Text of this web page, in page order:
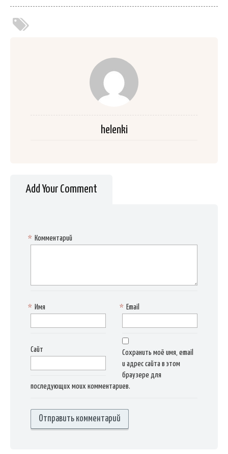
helenki
Add Your Comment
Комментарий
*
Имя
* Email
*
Сайт
Сохранить моё имя, email
и адрес сайта в этом
браузере для
последующих моих комментариев.